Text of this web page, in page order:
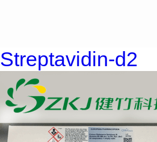
Streptavidin-d2